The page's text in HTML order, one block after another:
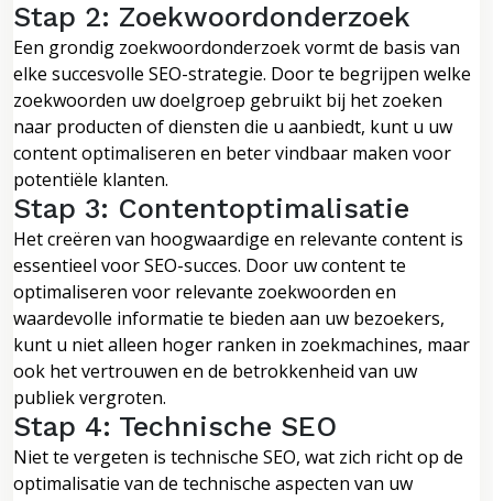
Stap 2: Zoekwoordonderzoek
Een grondig zoekwoordonderzoek vormt de basis van
elke succesvolle SEO-strategie. Door te begrijpen welke
zoekwoorden uw doelgroep gebruikt bij het zoeken
naar producten of diensten die u aanbiedt, kunt u uw
content optimaliseren en beter vindbaar maken voor
potentiële klanten.
Stap 3: Contentoptimalisatie
Het creëren van hoogwaardige en relevante content is
essentieel voor SEO-succes. Door uw content te
optimaliseren voor relevante zoekwoorden en
waardevolle informatie te bieden aan uw bezoekers,
kunt u niet alleen hoger ranken in zoekmachines, maar
ook het vertrouwen en de betrokkenheid van uw
publiek vergroten.
Stap 4: Technische SEO
Niet te vergeten is technische SEO, wat zich richt op de
optimalisatie van de technische aspecten van uw